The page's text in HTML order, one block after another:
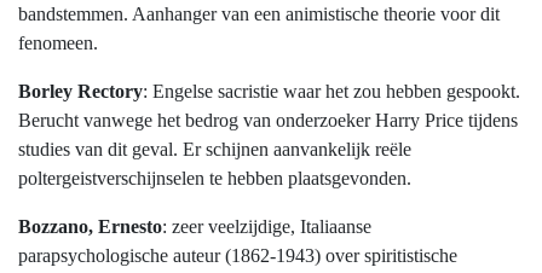
bandstemmen. Aanhanger van een animistische theorie voor dit
fenomeen.
Borley Rectory: Engelse sacristie waar het zou hebben gespookt.
Berucht vanwege het bedrog van onderzoeker Harry Price tijdens
studies van dit geval. Er schijnen aanvankelijk reële
poltergeistverschijnselen te hebben plaatsgevonden.
Bozzano, Ernesto: zeer veelzijdige, Italiaanse
parapsychologische auteur (1862-1943) over spiritistische